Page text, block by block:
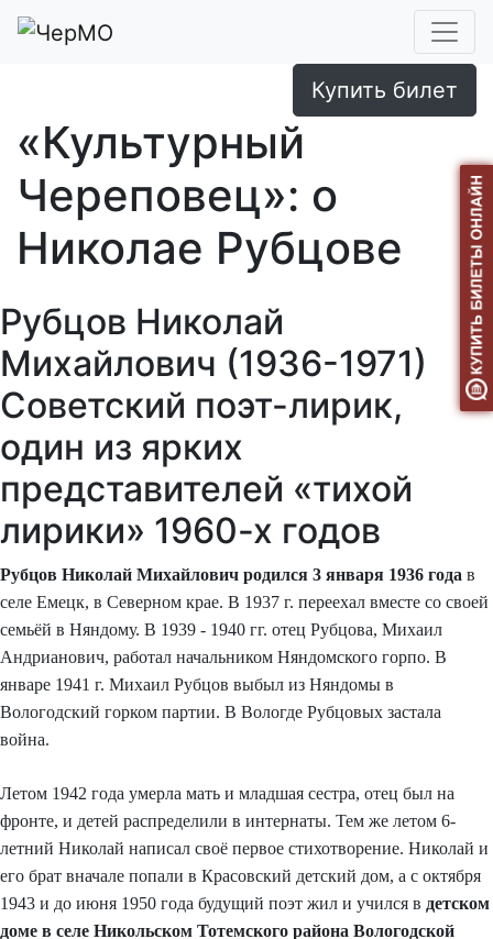
«Культурный
Череповец»: о
Николае Рубцове
Купить билет
Рубцов Николай
Михайлович (1936-1971)
Советский поэт-лирик,
один из ярких
представителей «тихой
лирики» 1960-х годов
Рубцов Николай Михайлович родился 3 января 1936 года в
селе Емецк, в Северном крае. В 1937 г. переехал вместе со своей
семьёй в Няндому. В 1939 - 1940 гг. отец Рубцова, Михаил
Андрианович, работал начальником Няндомского горпо. В
январе 1941 г. Михаил Рубцов выбыл из Няндомы в
Вологодский горком партии. В Вологде Рубцовых застала
война.
Летом 1942 года умерла мать и младшая сестра, отец был на
фронте, и детей распределили в интернаты. Тем же летом 6-
летний Николай написал своё первое стихотворение. Николай и
его брат вначале попали в Красовский детский дом, а с октября
1943 и до июня 1950 года будущий поэт жил и учился в детском
доме в селе Никольском Тотемского района Вологодской